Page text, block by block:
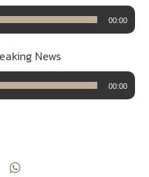
00:00
News
00:00